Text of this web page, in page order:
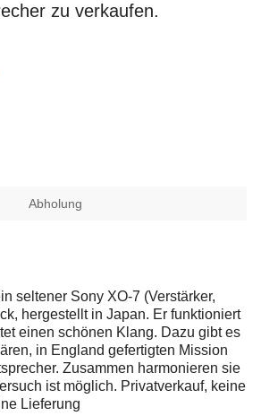
zu verkaufen.
Abholung
seltener Sony XO-7 (Verstärker,
hergestellt in Japan. Er funktioniert
einen schönen Klang. Dazu gibt es
in England gefertigten Mission
Zusammen harmonieren sie
ist möglich. Privatverkauf, keine
Lieferung